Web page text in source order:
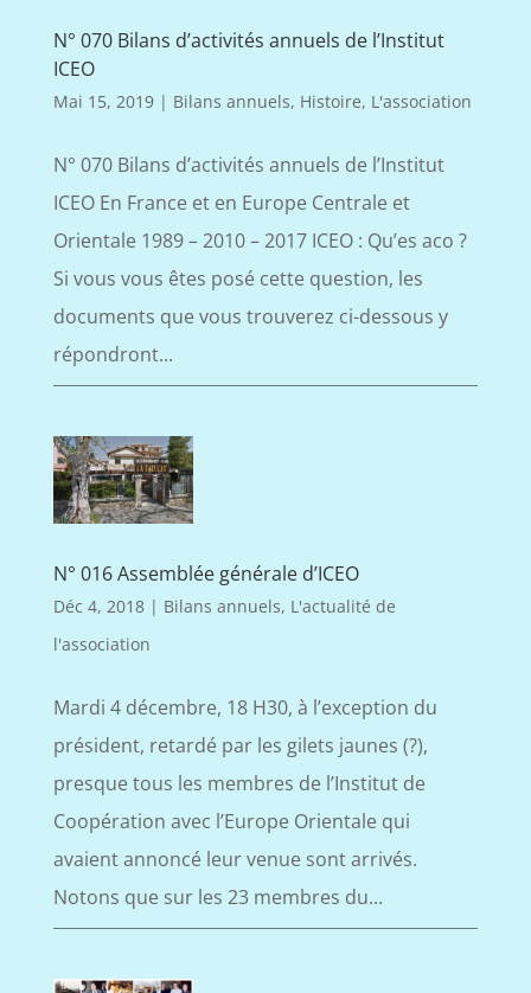
N° 070 Bilans d’activités annuels de l’Institut
ICEO
Mai 15, 2019| Bilans annuels, Histoire, L'association
N° 070 Bilans d’activités annuels de l’Institut
ICEO En France et en Europe Centrale et
Orientale 1989 – 2010 – 2017 ICEO : Qu’es aco ?
Si vous vous êtes posé cette question, les
documents que vous trouverez ci-dessous y
répondront...
N° 016 Assemblée générale d’ICEO
Déc 4, 2018| Bilans annuels, L'actualité de
l'association
Mardi 4 décembre, 18 H30, à l’exception du
président, retardé par les gilets jaunes (?),
presque tous les membres de l’Institut de
Coopération avec l’Europe Orientale qui
avaient annoncé leur venue sont arrivés.
Notons que sur les 23 membres du...